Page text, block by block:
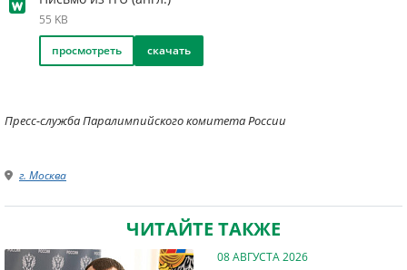
55 KB
просмотреть
скачать
Пресс-служба Паралимпийского комитета России
г. Москва
ЧИТАЙТЕ ТАКЖЕ
08 АВГУСТА 2026